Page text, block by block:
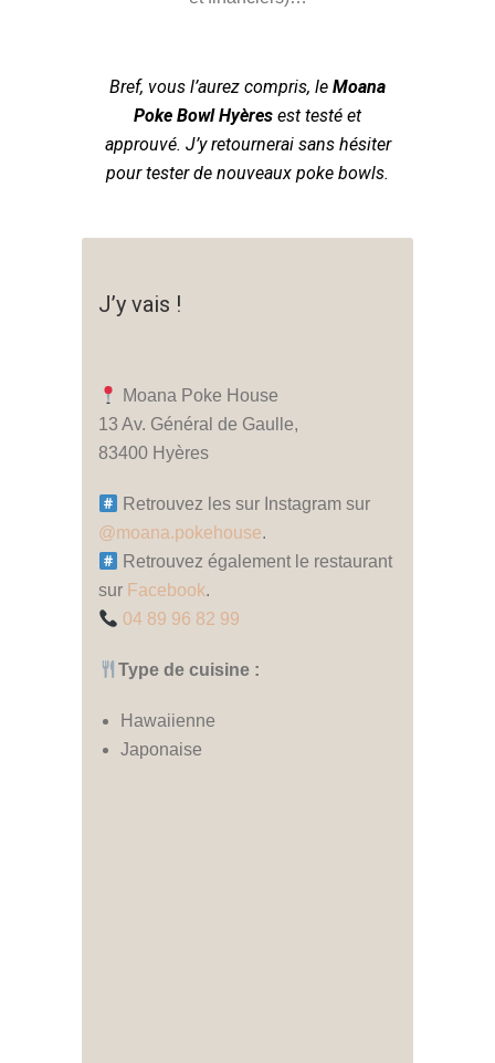
Bref, vous l’aurez compris, le Moana
Poke Bowl Hyères est testé et
approuvé. J’y retournerai sans hésiter
pour tester de nouveaux poke bowls.
J’y vais !
Moana Poke House
13 Av. Général de Gaulle,
83400 Hyères
Retrouvez les sur Instagram sur
@moana.pokehouse.
Retrouvez également le restaurant
sur Facebook.
04 89 96 82 99
Type de cuisine :
Hawaiienne
Japonaise